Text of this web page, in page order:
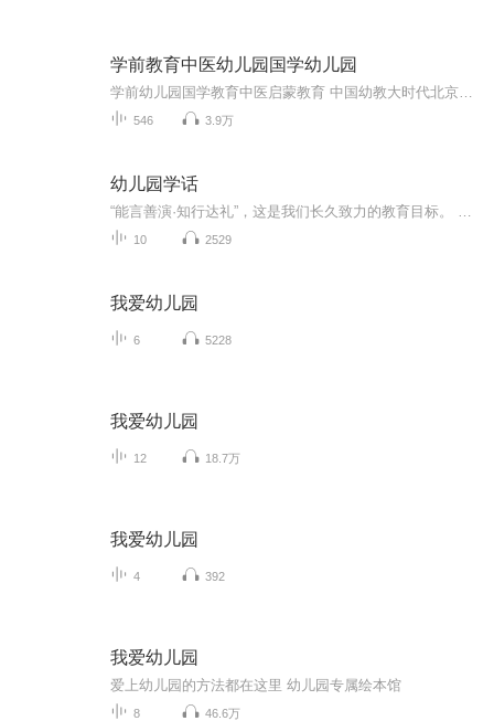
学前教育中医幼儿园国学幼儿园
546 3.9万
幼儿园学话
10 2529
我爱幼儿园
6 5228
我爱幼儿园
12 18.7万
我爱幼儿园
4 392
我爱幼儿园
爱上幼儿园的方法都在这里 幼儿园专属绘本馆
8 46.6万